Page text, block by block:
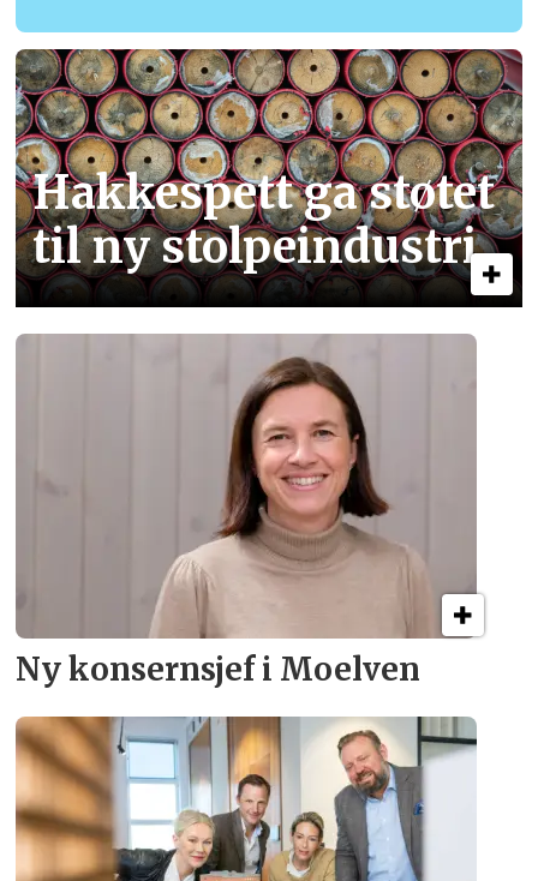
Hakkespett ga støtet
til ny stolpe­industri
Ny konsern­sjef i Moelven